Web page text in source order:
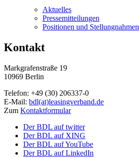
Aktuelles
Pressemitteilungen
Positionen und Stellungnahmen
Kontakt
Markgrafenstraße 19
10969 Berlin
Telefon: +49 (30) 206337-0
E-Mail: bdl(at)leasingverband.de
Zum Kontaktformular
Der BDL auf twitter
Der BDL auf XING
Der BDL auf YouTube
Der BDL auf LinkedIn